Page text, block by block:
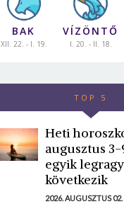
BAK
XII. 22. - I. 19.
VÍZÖNTŐ
I. 20. - II. 18.
TOP 5
Heti
augusztus 3-
egyik
következik
2026. AUGUSZTUS 02.